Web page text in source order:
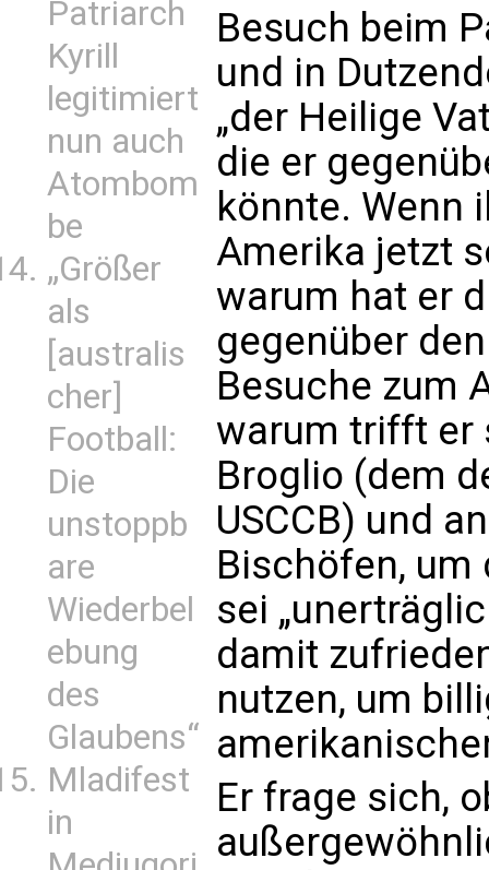
Patriarch
Kyrill
legitimiert
nun auch
Atombom
be
„Größer
als
[australis
cher]
Football:
Die
unstoppb
are
Wiederbel
ebung
des
Glaubens“
Mladifest
in
Besuch beim
und in
„der Heilige
die er
könnte. Wenn
Amerika jetzt
warum hat er
gegenüber
Besuche zum
warum trifft er
Broglio (dem
USCCB) und
Bischöfen, um
sei
damit
nutzen, um
Er frage sich,